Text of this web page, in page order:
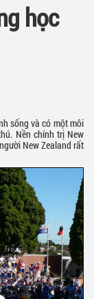
học
sống và có một môi
Nền chính trị New
New Zealand rất